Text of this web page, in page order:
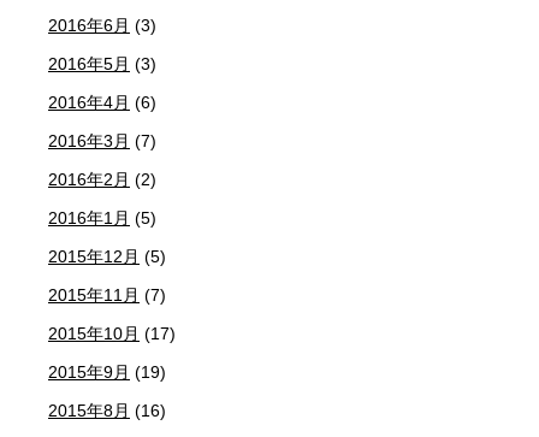
2016年6月 (3)
2016年5月 (3)
2016年4月 (6)
2016年3月 (7)
2016年2月 (2)
2016年1月 (5)
2015年12月 (5)
2015年11月 (7)
2015年10月 (17)
2015年9月 (19)
2015年8月 (16)